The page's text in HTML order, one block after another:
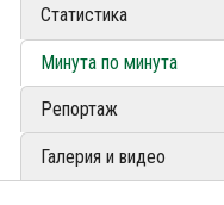
Статистика
Минута по минута
Репортаж
Галерия и видео